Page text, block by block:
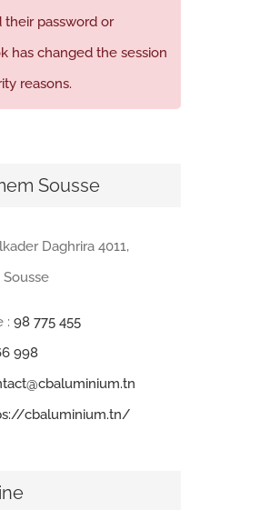
their password or
has changed the session
reasons.
Sousse
Daghrira 4011,
: 98 775 455
998
cbaluminium.tn/